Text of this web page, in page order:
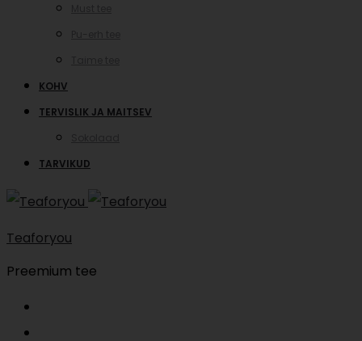
KOHV
TERVISLIK JA MAITSEV
TARVIKUD
Teaforyou
Preemium tee